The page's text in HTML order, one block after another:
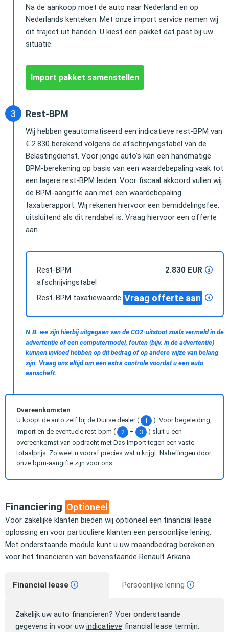
Na de aankoop moet de auto naar Nederland en op
Nederlands kenteken. Met onze import service nemen wij
dit traject uit handen. U kiest een pakket dat past bij uw
situatie.
Import pakket samenstellen
Rest-BPM
Wij hebben geautomatiseerd een indicatieve rest-BPM van
€ 2.830 berekend volgens de afschrijvingstabel van de
Belastingdienst. Voor jonge auto’s kan een handmatige
BPM-berekening op basis van een waardebepaling vaak tot
een lagere rest-BPM leiden. Voor fiscaal akkoord vullen wij
de BPM-aangifte aan met een waardebepaling
taxatierapport. Wij rekenen hiervoor een bemiddelingsfee,
uitsluitend als dit rendabel is. Vraag hiervoor een offerte
aan.
Rest-BPM
afschrijvingstabel
2.830 EUR
Rest-BPM taxatiewaarde Vraag offerte aan
N.B. we zijn hierbij uitgegaan van de CO2-uitstoot zoals vermeld in de
advertentie of een computermodel, fouten (bijv. in de advertentie)
kunnen invloed hebben op dit bedrag of op andere wijze van belang
zijn. Vraag ons altijd om een extra controle voordat u een auto
aanschaft.
Overeenkomsten
U koopt de auto zelf bij de Duitse dealer (
1
). Voor begeleiding,
import en de eventuele rest-bpm (
2 + 3
) sluit u een
overeenkomst van opdracht met Das Import tegen een vaste
totaalprijs. Zo weet u vooraf precies wat u krijgt. Naheffingen door
onze bpm-aangifte zijn voor ons.
Financiering Optioneel
Voor zakelijke klanten bieden wij optioneel een financial lease
oplossing en voor particuliere klanten een persoonlijke lening.
Met onderstaande module kunt u uw maandbedrag berekenen
voor het financieren van bovenstaande Renault Arkana.
Financial lease Persoonlijke lening
Zakelijk uw auto financieren? Voer onderstaande
gegevens in voor uw indicatieve financial lease termijn.